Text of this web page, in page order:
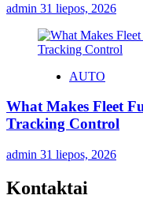
admin 31 liepos, 2026
AUTO
What Makes Fleet
Tracking Control
admin 31 liepos, 2026
Kontaktai